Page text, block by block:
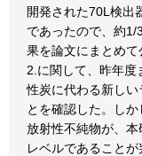
開発された70L検出
であったので、約1/
果を論文にまとめて
2.に関して、昨年度
性炭に代わる新しい
とを確認した。し
放射性不純物が、
レベルであること